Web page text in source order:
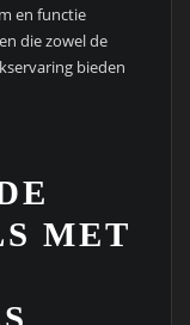
en functie
die zowel de
bieden
MET